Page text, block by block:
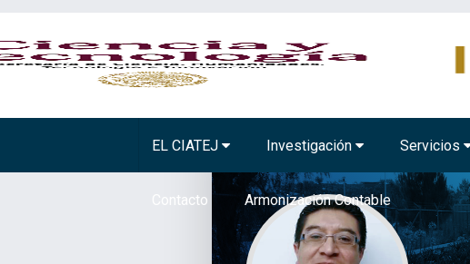
EL CIATEJ Investigación Servicios
Contacto Armonización Contable